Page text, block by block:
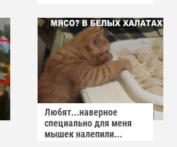
Любят...наверное
специально для меня
мышек налепили...